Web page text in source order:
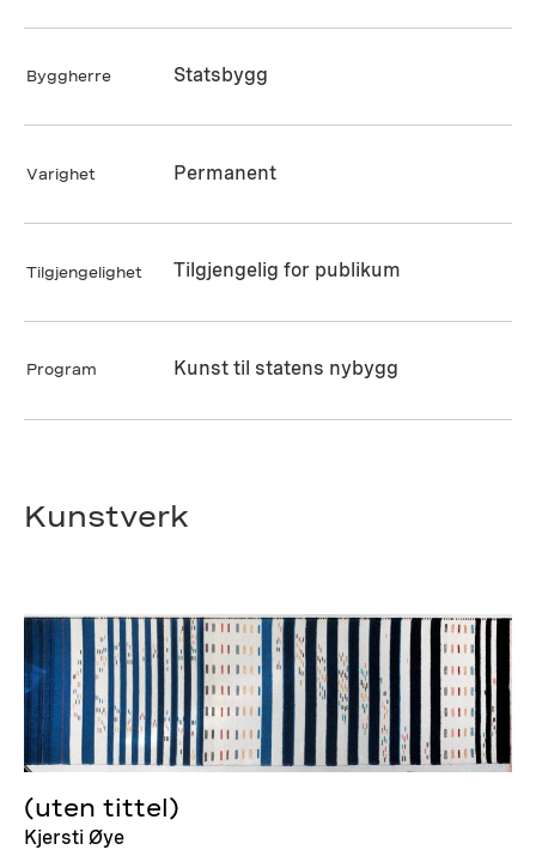
Byggherre Statsbygg
Varighet Permanent
Tilgjengelighet Tilgjengelig for publikum
Program Kunst til statens nybygg
Kunstverk
(uten tittel)
Kjersti Øye